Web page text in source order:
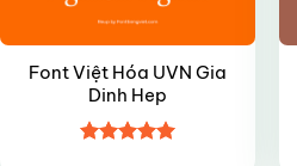
Font Việt Hóa UVN Gia
Dinh Hep